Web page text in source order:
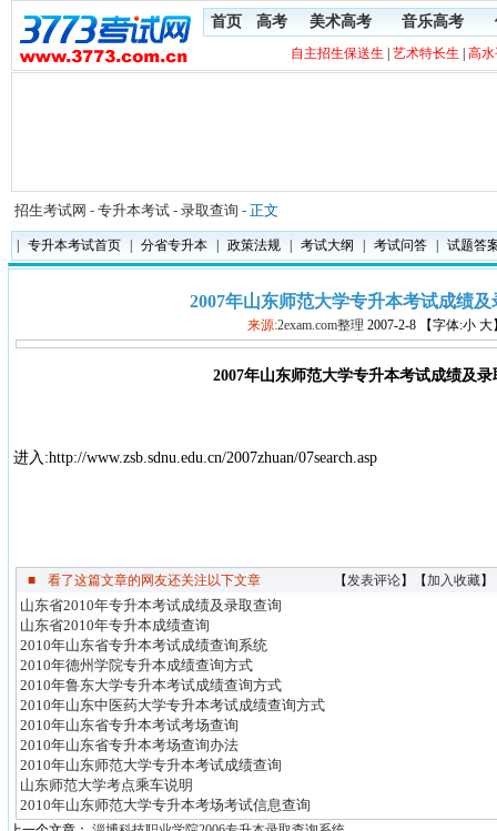
首页 高考 美术高考 音乐高考
自主招生保送生 艺术特长生 高
招生考试网 - 专升本考试 - 录取查询 - 正文
专升本考试首页 分省专升本 政策法规 考试大纲 考试问答 试题答
2007年山东师范大学专升本考试成绩及
来源:2exam.com整理 2007-2-8 【字体:小 大
2007年山东师范大学专升本考试成绩及录
进入:http://www.zsb.sdnu.edu.cn/2007zhuan/07search.asp
■ 看了这篇文章的网友还关注以下文章 【发表评论】【加入收藏
山东省2010年专升本考试成绩及录取查询
山东省2010年专升本成绩查询
2010年山东省专升本考试成绩查询系统
2010年德州学院专升本成绩查询方式
2010年鲁东大学专升本考试成绩查询方式
2010年山东中医药大学专升本考试成绩查询方式
2010年山东省专升本考试考场查询
2010年山东省专升本考场查询办法
2010年山东师范大学专升本考试成绩查询
山东师范大学考点乘车说明
2010年山东师范大学专升本考场考试信息查询